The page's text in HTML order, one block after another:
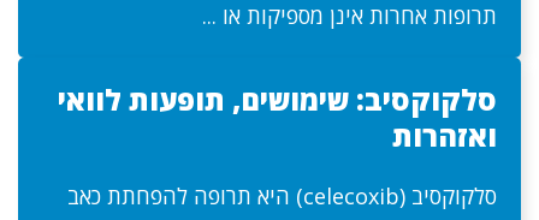
תרופות אחרות אינן מספיקות או ...
סלקוקסיב: שימושים, תופעות לוואי
ואזהרות
סלקוקסיב (celecoxib) היא תרופה להפחתת כאב